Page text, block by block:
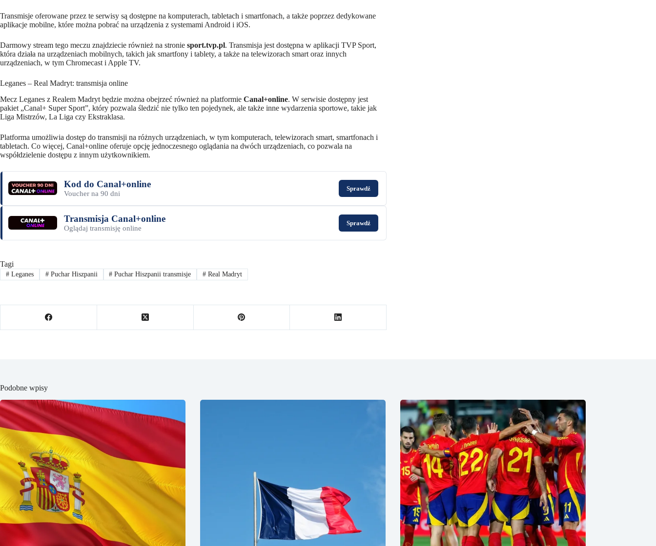
Transmisje oferowane przez te serwisy są dostępne na komputerach, tabletach i smartfonach, a także poprzez dedykowane
aplikacje mobilne, które można pobrać na urządzenia z systemami Android i iOS.
Darmowy stream tego meczu znajdziecie również na stronie sport.tvp.pl. Transmisja jest dostępna w aplikacji TVP Sport,
która działa na urządzeniach mobilnych, takich jak smartfony i tablety, a także na telewizorach smart oraz innych
urządzeniach, w tym Chromecast i Apple TV.
Leganes – Real Madryt: transmisja online
Mecz Leganes z Realem Madryt będzie można obejrzeć również na platformie Canal+online. W serwisie dostępny jest
pakiet „Canal+ Super Sport”, który pozwala śledzić nie tylko ten pojedynek, ale także inne wydarzenia sportowe, takie jak
Liga Mistrzów, La Liga czy Ekstraklasa.
Platforma umożliwia dostęp do transmisji na różnych urządzeniach, w tym komputerach, telewizorach smart, smartfonach i
tabletach. Co więcej, Canal+online oferuje opcję jednoczesnego oglądania na dwóch urządzeniach, co pozwala na
współdzielenie dostępu z innym użytkownikiem.
Kod do Canal+online
Voucher na 90 dni
Sprawdź
Transmisja Canal+online
Oglądaj transmisję online
Sprawdź
Tagi
#Leganes #Puchar Hiszpanii # Puchar Hiszpanii transmisje # Real Madryt
Podobne wpisy